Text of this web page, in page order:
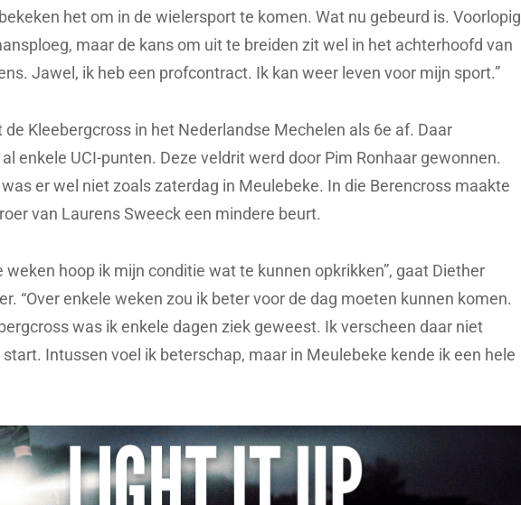
het om in de wielersport te komen. Wat nu gebeurd is. Voorlopig
maar de kans om uit te breiden zit wel in het achterhoofd van
Jawel, ik heb een profcontract. Ik kan weer leven voor mijn sport.”
de Kleebergcross in het Nederlandse Mechelen als 6e af. Daar
enkele UCI-punten. Deze veldrit werd door Pim Ronhaar gewonnen.
er wel niet zoals zaterdag in Meulebeke. In die Berencross maakte
van Laurens Sweeck een mindere beurt.
weken hoop ik mijn conditie wat te kunnen opkrikken”, gaat Diether
“Over enkele weken zou ik beter voor de dag moeten kunnen komen.
was ik enkele dagen ziek geweest. Ik verscheen daar niet
start. Intussen voel ik beterschap, maar in Meulebeke kende ik een hele